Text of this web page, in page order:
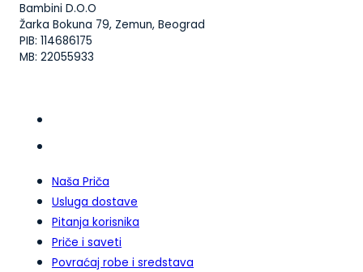
Bambini D.O.O
Žarka Bokuna 79, Zemun, Beograd
PIB: 114686175
MB: 22055933
Naša Priča
Usluga dostave
Pitanja korisnika
Priče i saveti
Povraćaj robe i sredstava